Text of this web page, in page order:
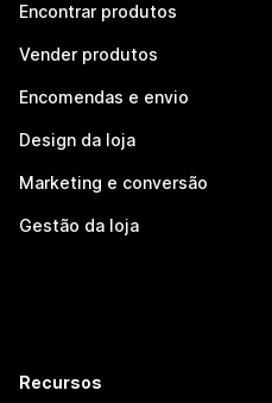
Encontrar produtos
Vender produtos
Encomendas e envio
Design da loja
Marketing e conversão
Gestão da loja
Recursos